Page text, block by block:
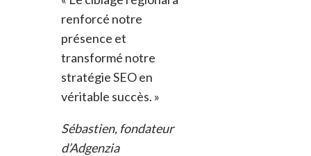
renforcé notre
présence et
transformé notre
stratégie SEO en
véritable succès. »
Sébastien, fondateur
d’Adgenzia